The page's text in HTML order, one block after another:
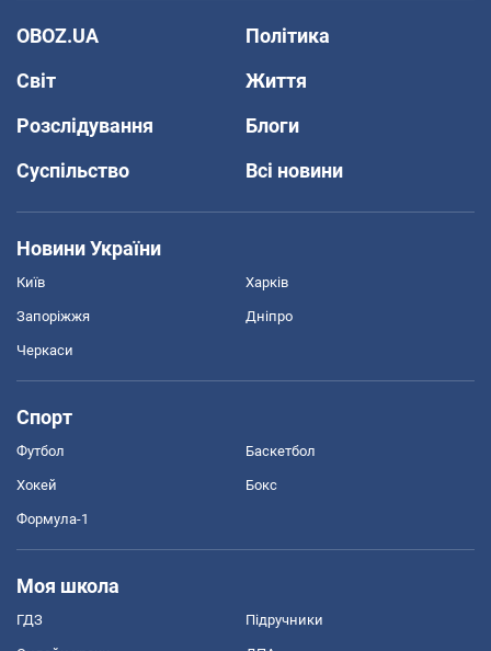
OBOZ.UA
Політика
Світ
Життя
Розслідування
Блоги
Суспільство
Всі новини
Новини України
Київ Харків
Запоріжжя Дніпро
Черкаси
Спорт
Футбол Баскетбол
Хокей Бокс
Формула-1
Моя школа
ГДЗ Підручники